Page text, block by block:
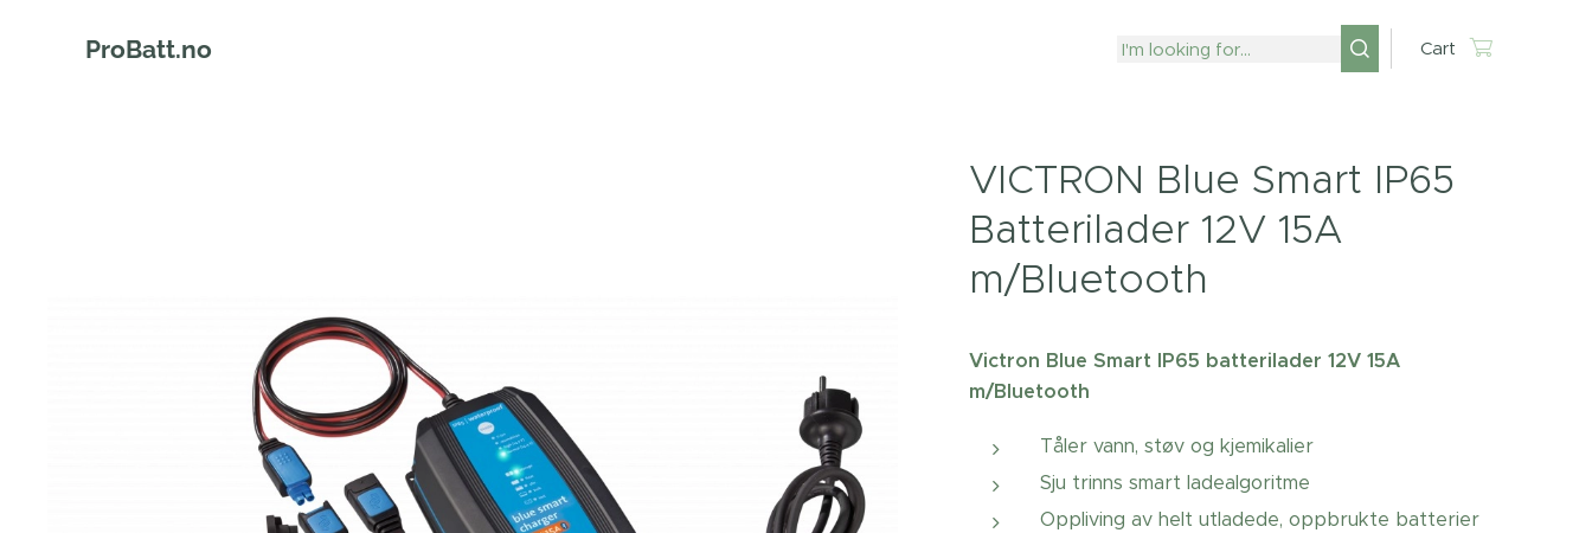
ProBatt.no Cart
VICTRON Blue Smart IP65
Batterilader 12V 15A
m/Bluetooth
Victron Blue Smart IP65 batterilader 12V 15A
m/Bluetooth
Tåler vann, støv og kjemikalier
Sju trinns smart ladealgoritme
Oppliving av helt utladede, oppbrukte batterier